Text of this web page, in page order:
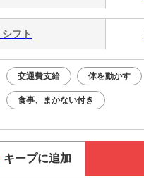
シフト
交通費支給 体を動かす
食事、まかない付き
キープに追加